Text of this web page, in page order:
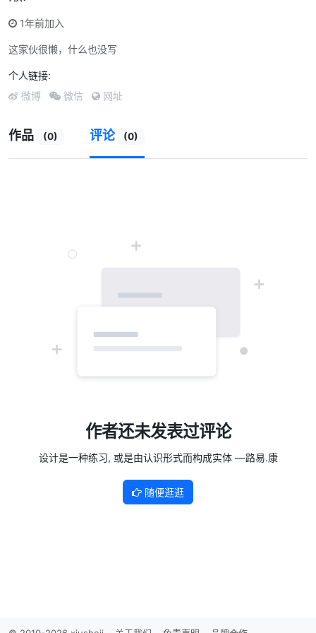
1年前加入
这家伙很懒，什么也没写
个人链接:
微博 微信 网址
作品 (0) 评论 (0)
作者还未发表过评论
设计是一种练习, 或是由认识形式而构成实体 — 路易.康
随便逛逛